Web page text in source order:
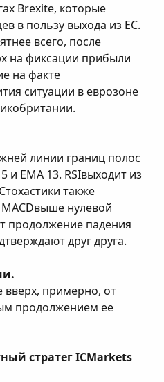
Brexite, которые
в пользу выхода из ЕС.
всего, после
на фиксации прибыли
на факте
ситуации в еврозоне
линии границ полос
и ЕМА 13. RSIвыходит из
также
нулевой
продолжение падения
друг друга.
вверх, примерно, от
продолжением ее
стратег ICMarkets